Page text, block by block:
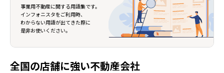
事業用不動産に関する用語集です。
インフォニスタをご利用時、
わからない用語が出てきた際に
是非お使いください。
全国の店舗に強い不動産会社